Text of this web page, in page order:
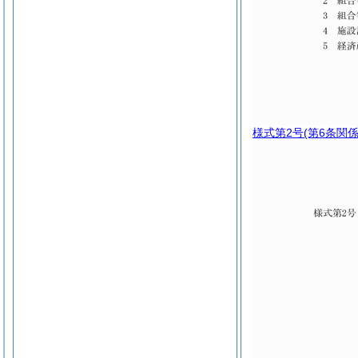
様式第2号(第6条関